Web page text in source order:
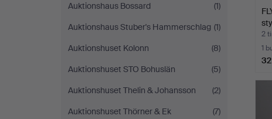
Auktionshaus Bossard
(1)
Auktionshaus Stuber's Hammerschlag (1)
Auktionshuset Kolonn
(8)
Auktionshuset STO Bohuslän
(5)
Auktionshuset Thelin & Johansson
(2)
Auktionshuset Thörner & Ek
(7)
2
1